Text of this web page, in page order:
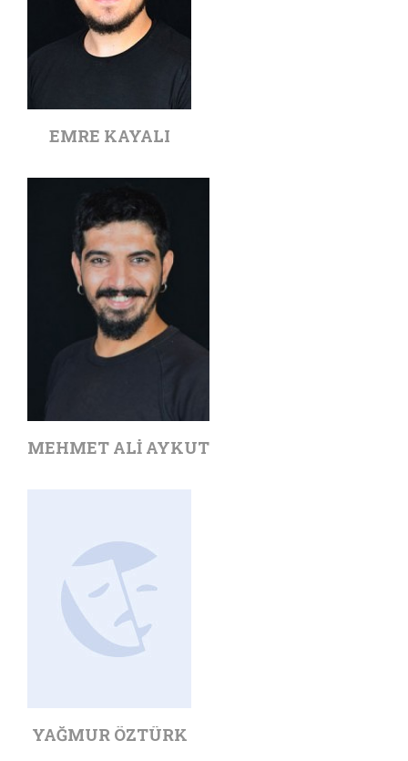
EMRE KAYALI
MEHMET ALI AYKUT
YAĞMUR ÖZTÜRK